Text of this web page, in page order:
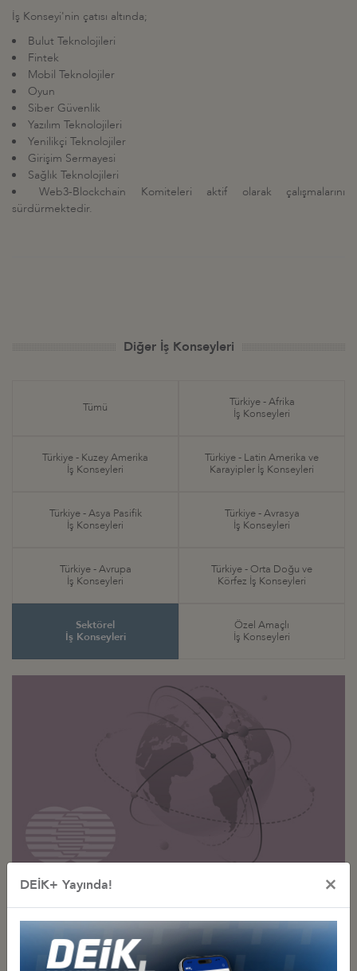
İş Konseyi'nin çatısı altında;
Bulut Teknolojileri
Fintek
Mobil Teknolojiler
Oyun
Siber Güvenlik
Yazılım Teknolojileri
Yenilikçi Teknolojiler
Girişim Sermayesi
Sağlık Teknolojileri
Web3-Blockchain Komiteleri aktif olarak çalışmalarını
sürdürmektedir.
Diğer İş Konseyleri
Tümü
Türkiye - Afrika
İş Konseyleri
Türkiye - Kuzey Amerika
İş Konseyleri
Türkiye - Latin Amerika ve
Karayipler İş Konseyleri
Türkiye - Asya Pasifik
İş Konseyleri
Türkiye - Avrasya
İş Konseyleri
Türkiye - Avrupa
İş Konseyleri
Türkiye - Orta Doğu ve
Körfez İş Konseyleri
Sektörel
İş Konseyleri
Özel Amaçlı
İş Konseyleri
İş Konseyleri
DEİK+ Yayında! ×